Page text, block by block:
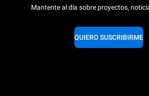
Mantente al día sobre proyectos,
QUIERO SUSCRIBIRME